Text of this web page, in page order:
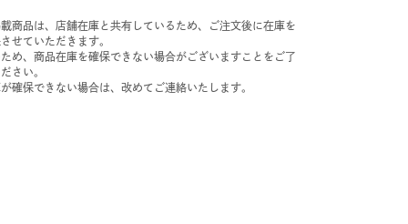
商品は、店舗在庫と共有しているため、ご注文後に在庫を
せていただきます。
め、商品在庫を確保できない場合がございますことをご了
さい。
確保できない場合は、改めてご連絡いたします。